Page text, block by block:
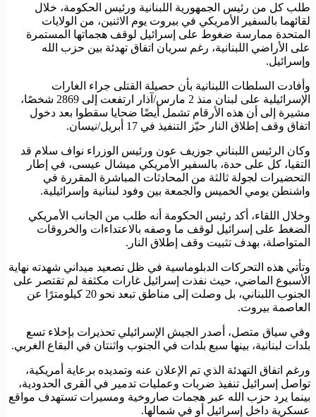
طلب كل من رئيس الجمهورية اللبنانية ورئيس الحكومة، خلال
لقائهما بالسفير الأمريكي في بيروت يوم الاثنين، من الولايات
المتحدة ممارسة ضغوط على إسرائيل لوقف هجماتها المستمرة
على الأراضي اللبنانية، رغم سريان اتفاق تهدئة بين حزب الله
وإسرائيل.
وأفادت السلطات اللبنانية بأن حصيلة القتلى جراء الغارات
الإسرائيلية على لبنان منذ 2 مارس/آذار ارتفعت إلى 2869 شخصًا،
مشيرة إلى أن هذه الأرقام تشمل أيضًا ضحايا سقطوا بعد دخول
اتفاق وقف إطلاق النار حيّز التنفيذ في 17 أبريل/نيسان.
وكان الرئيس اللبناني جوزيف عون ورئيس الوزراء نواف سلام قد
التقيا، كل على حدة، بالسفير الأمريكي ميشال عيسى، في إطار
التحضيرات لجولة ثالثة من المحادثات المباشرة المقررة في
واشنطن يومي الخميس والجمعة بين وفود لبنانية وإسرائيلية.
وخلال اللقاء، أكد رئيس الحكومة أنه طلب من الجانب الأمريكي
الضغط على إسرائيل لوقف ما وصفه بالاعتداءات والخروقات
المتواصلة، بهدف تثبيت وقف إطلاق النار.
وتأتي هذه التحركات الدبلوماسية في ظل تصعيد ميداني شهدته نهاية
الأسبوع الماضي، حيث نفذت إسرائيل غارات مكثفة لم تقتصر على
الجنوب اللبناني، بل وصلت إلى مناطق تبعد نحو 20 كيلومترًا عن
العاصمة بيروت.
وفي سياق متصل، أصدر الجيش الإسرائيلي تحذيرات بإخلاء تسع
بلدات لبنانية، بينها سبع بلدات في الجنوب واثنتان في البقاع الغربي.
ورغم اتفاق التهدئة الذي تم الإعلان عنه وتمديده برعاية أمريكية،
تواصل إسرائيل تنفيذ ضربات وعمليات تدمير في القرى الحدودية،
بينما يرد حزب الله عبر هجمات صاروخية ومسيرات تستهدف مواقع
عسكرية داخل إسرائيل أو في شمالها.